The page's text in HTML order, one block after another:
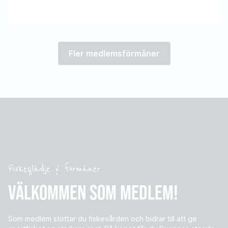
Fler medlemsförmåner
Fiskeglädje & förmåner
VÄLKOMMEN SOM MEDLEM!
Som medlem stöttar du fiskevården och bidrar till att ge